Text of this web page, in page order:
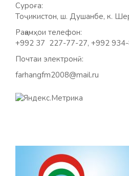
Суроға:
Тоҷикистон, ш. Душанбе, к.
Рақамҳои телефон:
+992 37 227-77-27, +992
Почтаи электронӣ:
farhangfm2008@mail.ru